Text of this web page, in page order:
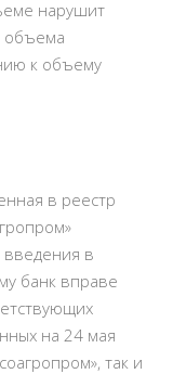
нарушит
объема
к объему
в реестр
введения в
банк вправе
на 24 мая
так и